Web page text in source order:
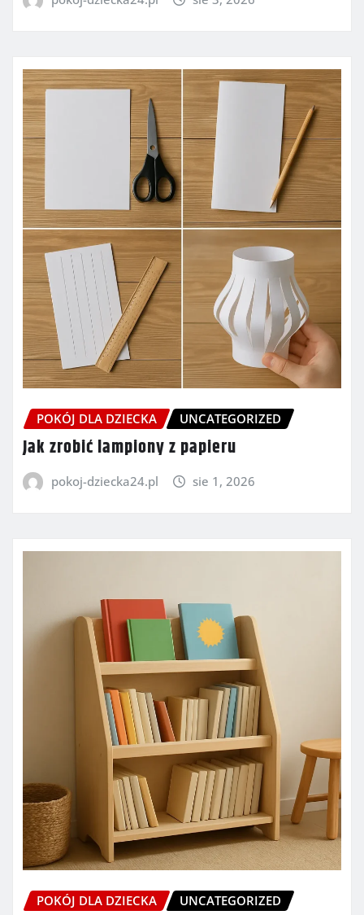
POKÓJ DLA DZIECKA UNCATEGORIZED
Jak zrobić lampiony z papieru
pokoj-dziecka24.pl sie 1, 2026
POKÓJ DLA DZIECKA UNCATEGORIZED